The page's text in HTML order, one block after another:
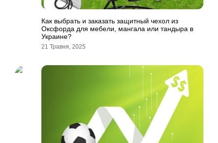
Как выбрать и заказать защитный чехол из
Оксфорда для мебели, мангала или тандыра в
Украине?
21 Травня, 2025